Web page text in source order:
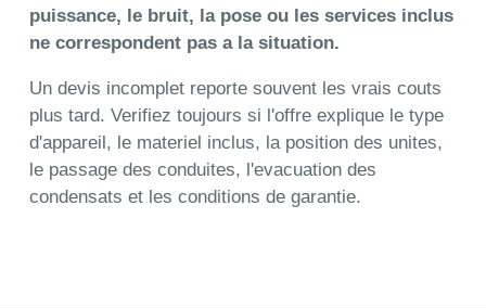
puissance, le bruit, la pose ou les services inclus
ne correspondent pas a la situation.
Un devis incomplet reporte souvent les vrais couts
plus tard. Verifiez toujours si l'offre explique le type
d'appareil, le materiel inclus, la position des unites,
le passage des conduites, l'evacuation des
condensats et les conditions de garantie.